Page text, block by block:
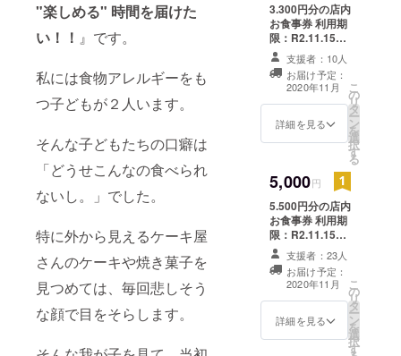
"楽しめる" 時間を届けた
い！！ 』です。
私には食物アレルギーをも
つ子どもが２人います。
そんな子どもたちの口癖は
「どうせこんなの食べられ
ないし。」でした。
特に外から見えるケーキ屋
さんのケーキや焼き菓子を
見つめては、毎回悲しそう
な顔で目をそらします。
3.300円分の店内
お食事券 利用期
限：R2.11.15～
R3.5.14
支援者：10人
お届け予定：
2020年11月
詳細を見る
こ
の
リ
タ
ー
ン
を
選
択
す
る
5,000円
5.500円分の店内
お食事券 利用期
限：R2.11.15～
R3.5.14
支援者：23人
お届け予定：
2020年11月
詳細を見る
こ
の
リ
タ
ー
ン
を
選
択
す